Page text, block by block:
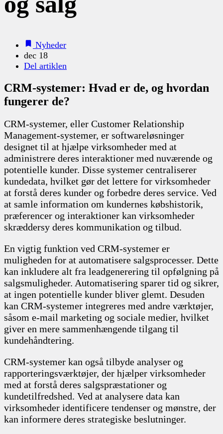
Nyheder
dec 18
Del artiklen
CRM-systemer: Hvad er de, og hvordan
fungerer de?
CRM-systemer, eller Customer Relationship
Management-systemer, er softwareløsninger
designet til at hjælpe virksomheder med at
administrere deres interaktioner med nuværende og
potentielle kunder. Disse systemer centraliserer
kundedata, hvilket gør det lettere for virksomheder
at forstå deres kunder og forbedre deres service. Ved
at samle information om kundernes købshistorik,
præferencer og interaktioner kan virksomheder
skræddersy deres kommunikation og tilbud.
En vigtig funktion ved CRM-systemer er
muligheden for at automatisere salgsprocesser. Dette
kan inkludere alt fra leadgenerering til opfølgning på
salgsmuligheder. Automatisering sparer tid og sikrer,
at ingen potentielle kunder bliver glemt. Desuden
kan CRM-systemer integreres med andre værktøjer,
såsom e-mail marketing og sociale medier, hvilket
giver en mere sammenhængende tilgang til
kundehåndtering.
CRM-systemer kan også tilbyde analyser og
rapporteringsværktøjer, der hjælper virksomheder
med at forstå deres salgspræstationer og
kundetilfredshed. Ved at analysere data kan
virksomheder identificere tendenser og mønstre, der
kan informere deres strategiske beslutninger.